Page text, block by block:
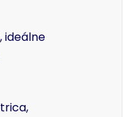
ideálne